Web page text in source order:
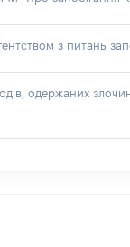
з питань
одержаних